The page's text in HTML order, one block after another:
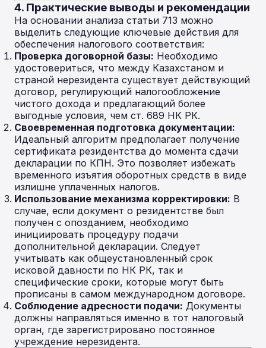
4. Практические выводы и рекомендации
На основании анализа статьи 713 можно
выделить следующие ключевые действия для
обеспечения налогового соответствия:
Проверка договорной базы: Необходимо
удостовериться, что между Казахстаном и
страной нерезидента существует действующий
договор, регулирующий налогообложение
чистого дохода и предлагающий более
выгодные условия, чем ст. 689 НК РК.
Своевременная подготовка документации:
Идеальный алгоритм предполагает получение
сертификата резидентства до момента сдачи
декларации по КПН. Это позволяет избежать
временного изъятия оборотных средств в виде
излишне уплаченных налогов.
Использование механизма корректировки: В
случае, если документ о резидентстве был
получен с опозданием, необходимо
инициировать процедуру подачи
дополнительной декларации. Следует
учитывать как общеустановленный срок
исковой давности по НК РК, так и
специфические сроки, которые могут быть
прописаны в самом международном договоре.
Соблюдение адресности подачи: Документы
должны направляться именно в тот налоговый
орган, где зарегистрировано постоянное
учреждение нерезидента.